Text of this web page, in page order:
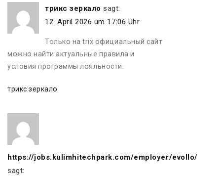
трикс зеркало sagt:
12. April 2026 um 17:06 Uhr
Только на trix официальный сайт
можно найти актуальные правила и
условия программы лояльности.
трикс зеркало
https://jobs.kulimhitechpark.com/employer/evollo/
sagt: